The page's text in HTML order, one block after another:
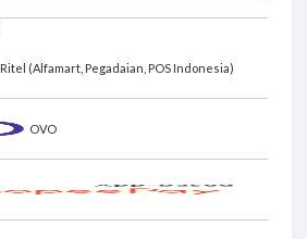
Ritel (Alfamart, Pegadaian, POS Indonesia)
OVO